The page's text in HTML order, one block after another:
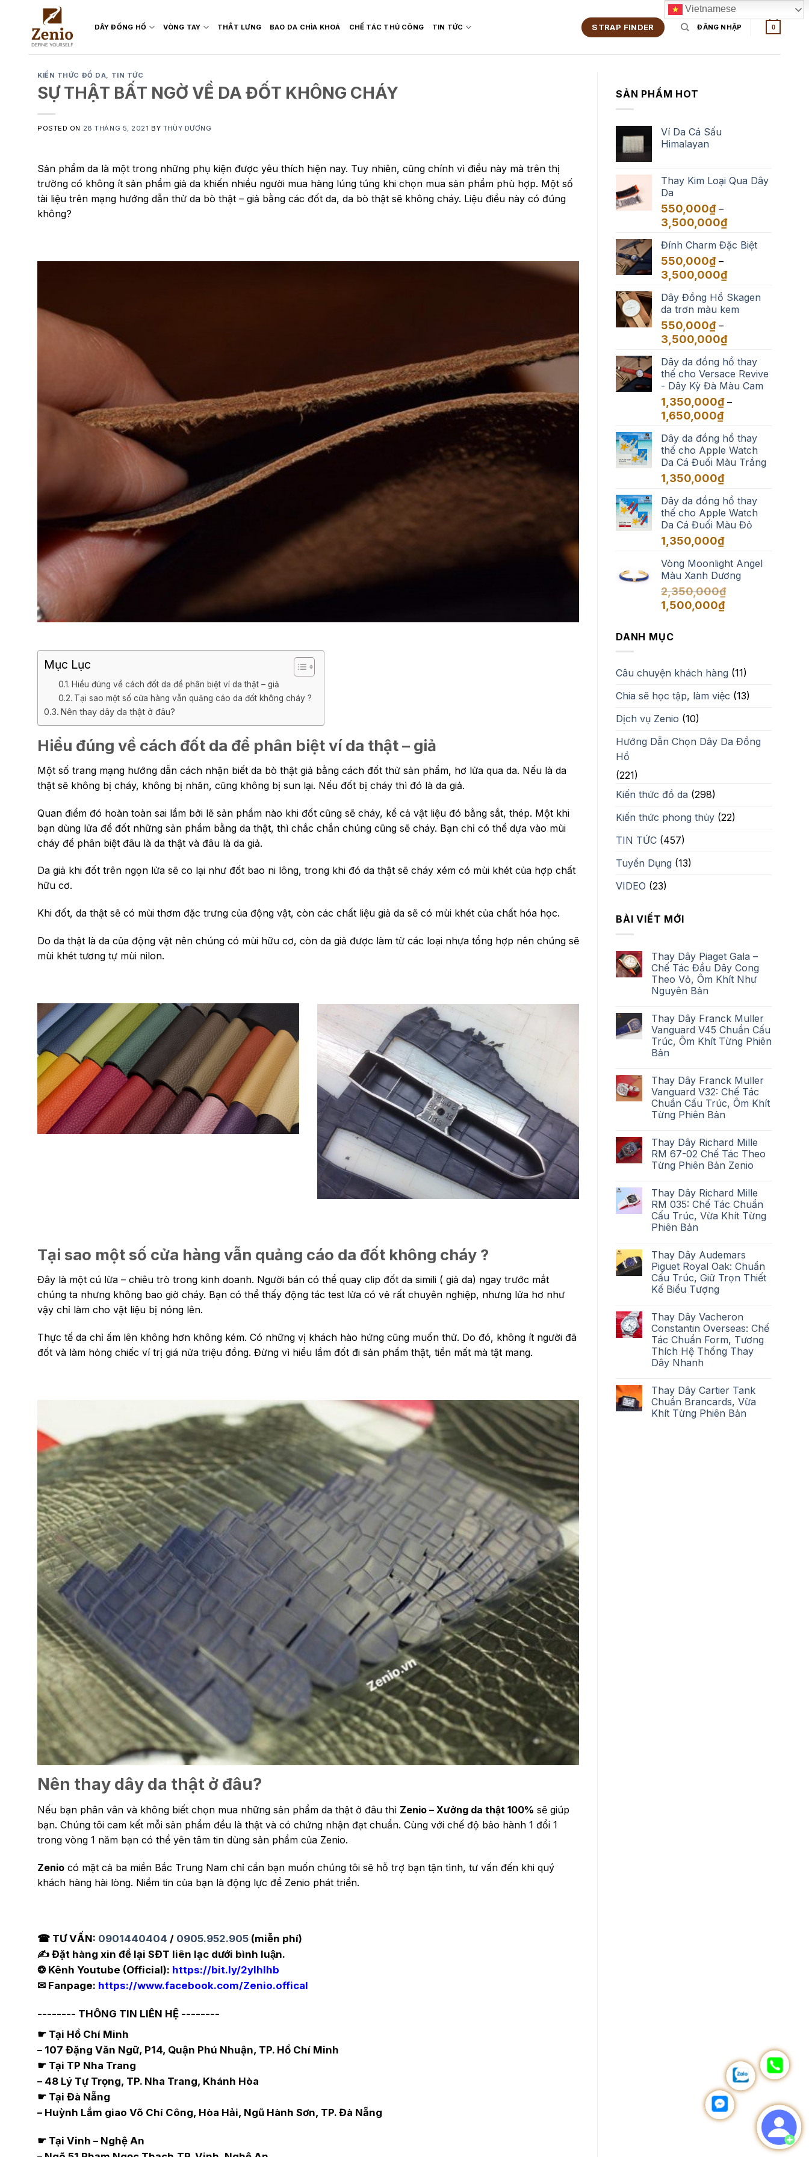
content
DÂY ĐỒNG HỒ VÒNG TAY THẮT LƯNG BAO DA CHÌA KHOÁ CHẾ TÁC THỦ CÔNG TIN TỨC STRAP FINDER ĐĂNG NHẬP 0
KIẾN THỨC ĐỒ DA, TIN TỨC
SỰ THẬT BẤT NGỜ VỀ DA ĐỐT KHÔNG CHÁY
POSTED ON 28 THÁNG 5, 2021 BY THÙY DƯƠNG
Sản phẩm da là một trong những phụ kiện được yêu thích hiện nay. Tuy nhiên, cũng chính vì điều này mà trên thị
trường có không ít sản phẩm giả da khiến nhiều người mua hàng lúng túng khi chọn mua sản phẩm phù hợp. Một số
tài liệu trên mạng hướng dẫn thử da bò thật – giả bằng các đốt da, da bò thật sẽ không cháy. Liệu điều này có đúng
không?
Mục Lục
Hiểu đúng về cách đốt da để phân biệt ví da thật – giả
Tại sao một số cửa hàng vẫn quảng cáo da đốt không cháy ?
Nên thay dây da thật ở đâu?
Hiểu đúng về cách đốt da để phân biệt ví da thật – giả
Một số trang mạng hướng dẫn cách nhận biết da bò thật giả bằng cách đốt thử sản phẩm, hơ lửa qua da. Nếu là da
thật sẽ không bị cháy, không bị nhăn, cũng không bị sun lại. Nếu đốt bị cháy thì đó là da giả.
Quan điểm đó hoàn toàn sai lầm bởi lẽ sản phẩm nào khi đốt cũng sẽ cháy, kể cả vật liệu đó bằng sắt, thép. Một khi
bạn dùng lửa để đốt những sản phẩm bằng da thật, thì chắc chắn chúng cũng sẽ cháy. Bạn chỉ có thể dựa vào mùi
cháy để phân biệt đâu là da thật và đâu là da giả.
Da giả khi đốt trên ngọn lửa sẽ co lại như đốt bao ni lông, trong khi đó da thật sẽ cháy xém có mùi khét của hợp chất
hữu cơ.
Khi đốt, da thật sẽ có mùi thơm đặc trưng của động vật, còn các chất liệu giả da sẽ có mùi khét của chất hóa học.
Do da thật là da của động vật nên chúng có mùi hữu cơ, còn da giả được làm từ các loại nhựa tổng hợp nên chúng sẽ
mùi khét tương tự mùi nilon.
Tại sao một số cửa hàng vẫn quảng cáo da đốt không cháy ?
Đây là một cú lừa – chiêu trò trong kinh doanh. Người bán có thể quay clip đốt da simili ( giả da) ngay trước mắt
chúng ta nhưng không bao giờ cháy. Bạn có thể thấy động tác test lửa có vẻ rất chuyên nghiệp, nhưng lửa hơ như
vậy chỉ làm cho vật liệu bị nóng lên.
Thực tế da chỉ ấm lên không hơn không kém. Có những vị khách hào hứng cũng muốn thử. Do đó, không ít người đã
đốt và làm hỏng chiếc ví trị giá nửa triệu đồng. Đừng vì hiểu lầm đốt đi sản phẩm thật, tiền mất mà tật mang.
Nên thay dây da thật ở đâu?
Nếu bạn phân vân và không biết chọn mua những sản phẩm da thật ở đâu thì Zenio – Xưởng da thật 100% sẽ giúp
bạn. Chúng tôi cam kết mỗi sản phẩm đều là thật và có chứng nhận đạt chuẩn. Cùng với chế độ bảo hành 1 đổi 1
trong vòng 1 năm bạn có thể yên tâm tin dùng sản phẩm của Zenio.
Zenio có mặt cả ba miền Bắc Trung Nam chỉ cần bạn muốn chúng tôi sẽ hỗ trợ bạn tận tình, tư vấn đến khi quý
khách hàng hài lòng. Niềm tin của bạn là động lực để Zenio phát triển.
☎ TƯ VẤN: 0901440404 / 0905.952.905 (miễn phí)
✍️ Đặt hàng xin để lại SĐT liên lạc dưới bình luận.
❂ Kênh Youtube (Official): https://bit.ly/2ylhlhb
✉ Fanpage: https://www.facebook.com/Zenio.offical
-------- THÔNG TIN LIÊN HỆ --------
☛ Tại Hồ Chí Minh
– 107 Đặng Văn Ngữ, P14, Quận Phú Nhuận, TP. Hồ Chí Minh
☛ Tại TP Nha Trang
– 48 Lý Tự Trọng, TP. Nha Trang, Khánh Hòa
☛ Tại Đà Nẵng
– Huỳnh Lắm giao Võ Chí Công, Hòa Hải, Ngũ Hành Sơn, TP. Đà Nẵng
☛ Tại Vinh – Nghệ An
SẢN PHẨM HOT
Ví Da Cá Sấu
Himalayan
Thay Kim Loại Qua Dây
Da
550,000₫ –
3,500,000₫Khoảng
từ
đến
Đính Charm Đặc Biệt
550,000₫ –
3,500,000₫Khoảng
từ
550,000₫
3,500,000₫
Dây Đồng Hồ Skagen
da trơn màu kem
550,000₫ –
3,500,000₫Khoảng
từ
550,000₫
đến
3,500,000₫
Dây da đồng hồ thay
thế cho Versace Revive
- Dây Kỳ Đà Màu Cam
1,350,000₫ –
1,650,000₫Khoảng
từ
1,350,000₫
đến
1,650,000₫
Dây da đồng hồ thay
thế cho Apple Watch
Da Cá Đuối Màu Trắng
1,350,000₫
Dây da đồng hồ thay
thế cho Apple Watch
Da Cá Đuối Màu Đỏ
1,350,000₫
Vòng Moonlight Angel
Màu Xanh Dương
2,350,000₫
Giá
2,350,000₫.
1,500,000₫Giá
DANH MỤC
Câu chuyện khách hàng (11)
Chia sẽ học tập, làm việc (13)
Dịch vụ Zenio (10)
Hướng Dẫn Chọn Dây Da Đồng
Hồ
(221)
Kiến thức đồ da (298)
Kiến thức phong thủy (22)
TIN TỨC (457)
Tuyển Dụng (13)
VIDEO (23)
BÀI VIẾT MỚI
Thay Dây Piaget Gala –
Chế Tác Đầu Dây Cong
Theo Vỏ, Ôm Khít Như
Nguyên Bản
Thay Dây Franck Muller
Vanguard V45 Chuẩn Cấu
Trúc, Ôm Khít Từng Phiên
Bản
Thay Dây Franck Muller
Vanguard V32: Chế Tác
Chuẩn Cấu Trúc, Ôm Khít
Từng Phiên Bản
Thay Dây Richard Mille
RM 67-02 Chế Tác Theo
Từng Phiên Bản Zenio
Thay Dây Richard Mille
RM 035: Chế Tác Chuẩn
Cấu Trúc, Vừa Khít Từng
Phiên Bản
Thay Dây Audemars
Piguet Royal Oak: Chuẩn
Cấu Trúc, Giữ Trọn Thiết
Kế Biểu Tượng
Thay Dây Vacheron
Constantin Overseas: Chế
Tác Chuẩn Form, Tương
Thích Hệ Thống Thay
Dây Nhanh
Thay Dây Cartier Tank
Chuẩn Brancards, Vừa
Khít Từng Phiên Bản
Vietnamese